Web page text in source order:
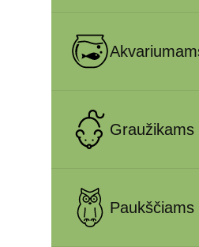
Graužikams
Paukščiams